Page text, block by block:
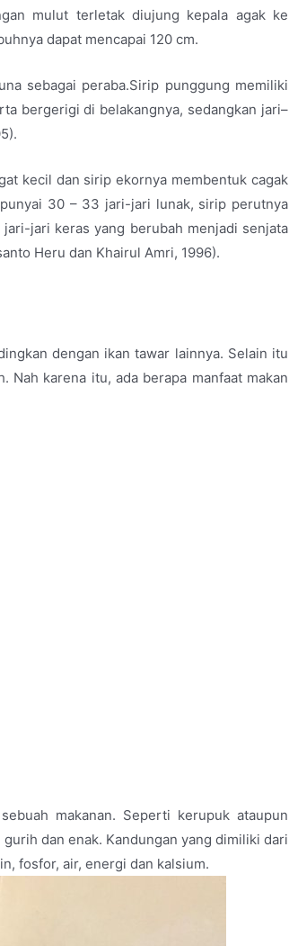
mulut terletak diujung kepala agak ke
dapat mencapai 120 cm.
sebagai peraba.Sirip punggung memiliki
bergerigi di belakangnya, sedangkan jari–
kecil dan sirip ekornya membentuk cagak
30 – 33 jari-jari lunak, sirip perutnya
jari keras yang berubah menjadi senjata
Heru dan Khairul Amri, 1996).
dengan ikan tawar lainnya. Selain itu
karena itu, ada berapa manfaat makan
makanan. Seperti kerupuk ataupun
dan enak. Kandungan yang dimiliki dari
fosfor, air, energi dan kalsium.